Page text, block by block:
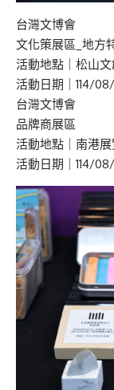
台灣文博會
文化策展區_地方
活動地點｜松山
活動日期｜114/
台灣文博會
品牌商展區
活動地點｜南港
活動日期｜114/